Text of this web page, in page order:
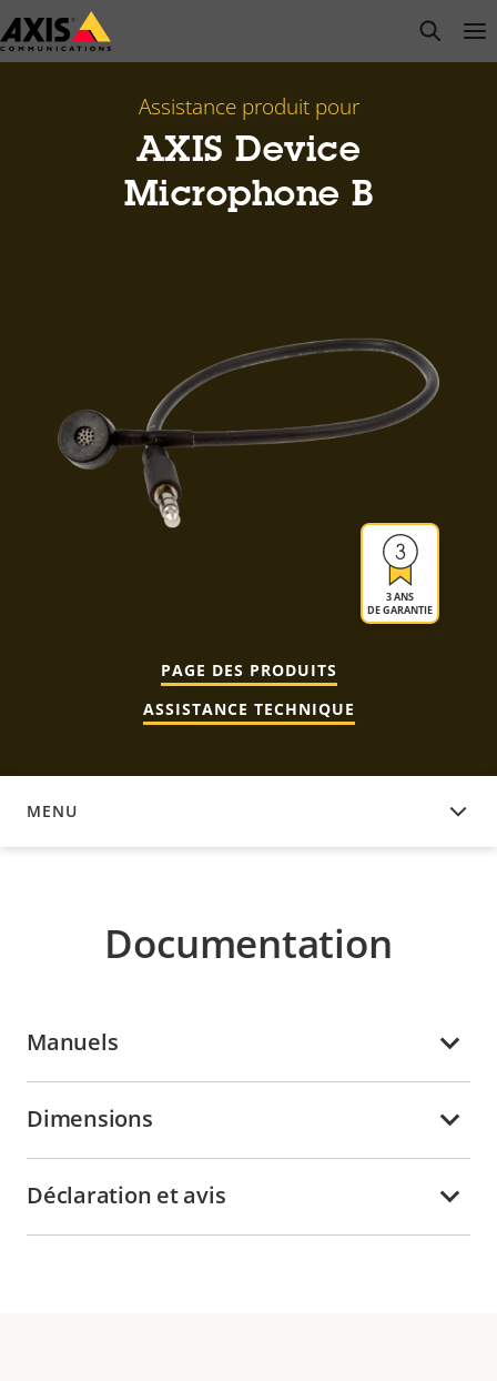
Passer
au
open
Assistance produit pour
AXIS Device
Microphone B
3 ANS
DE GARANTIE
PAGE DES PRODUITS
ASSISTANCE TECHNIQUE
MENU
DOCUMENTATION
Documentation
Manuels
Dimensions
Déclaration et avis